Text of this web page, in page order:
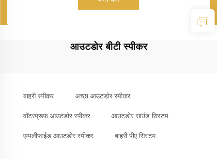
आउटडोर बीटी स्पीकर
बाहरी स्पीकर अच्छा आउटडोर स्पीकर
वॉटरप्रूफ आउटडोर स्पीकर आउटडोर साउंड सिस्टम
एम्पलीफाईड आउटडोर स्पीकर बाहरी पीए सिस्टम